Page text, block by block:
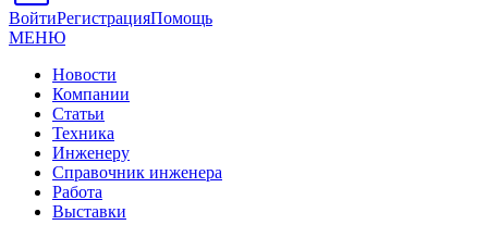
ВойтиРегистрацияПомощь
МЕНЮ
Новости
Компании
Статьи
Техника
Инженеру
Справочник инженера
Работа
Выставки